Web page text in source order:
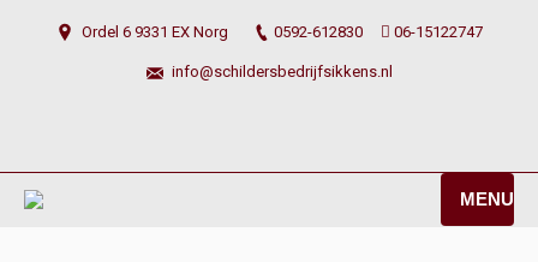
Ordel 6 9331 EX Norg 0592-612830 06-15122747
info@schildersbedrijfsikkens.nl
MENU